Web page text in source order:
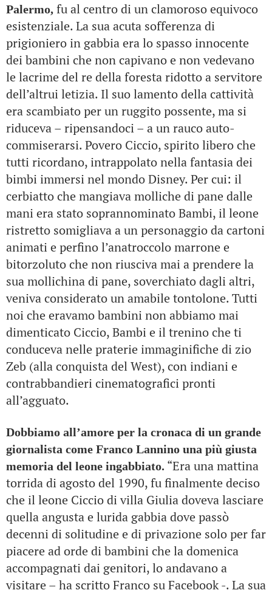
Palermo, fu al centro di un clamoroso equivoco
esistenziale. La sua acuta sofferenza di
prigioniero in gabbia era lo spasso innocente
dei bambini che non capivano e non vedevano
le lacrime del re della foresta ridotto a servitore
dell’altrui letizia. Il suo lamento della cattività
era scambiato per un ruggito possente, ma si
riduceva – ripensandoci – a un rauco auto-
commiserarsi. Povero Ciccio, spirito libero che
tutti ricordano, intrappolato nella fantasia dei
bimbi immersi nel mondo Disney. Per cui: il
cerbiatto che mangiava molliche di pane dalle
mani era stato soprannominato Bambi, il leone
ristretto somigliava a un personaggio da cartoni
animati e perfino l’anatroccolo marrone e
bitorzoluto che non riusciva mai a prendere la
sua mollichina di pane, soverchiato dagli altri,
veniva considerato un amabile tontolone. Tutti
noi che eravamo bambini non abbiamo mai
dimenticato Ciccio, Bambi e il trenino che ti
conduceva nelle praterie immaginifiche di zio
Zeb (alla conquista del West), con indiani e
contrabbandieri cinematografici pronti
all’agguato.
Dobbiamo all’amore per la cronaca di un grande
giornalista come Franco Lannino una più giusta
memoria del leone ingabbiato. “Era una mattina
torrida di agosto del 1990, fu finalmente deciso
che il leone Ciccio di villa Giulia doveva lasciare
quella angusta e lurida gabbia dove passò
decenni di solitudine e di privazione solo per far
piacere ad orde di bambini che la domenica
accompagnati dai genitori, lo andavano a
visitare – ha scritto Franco su Facebook -. La sua